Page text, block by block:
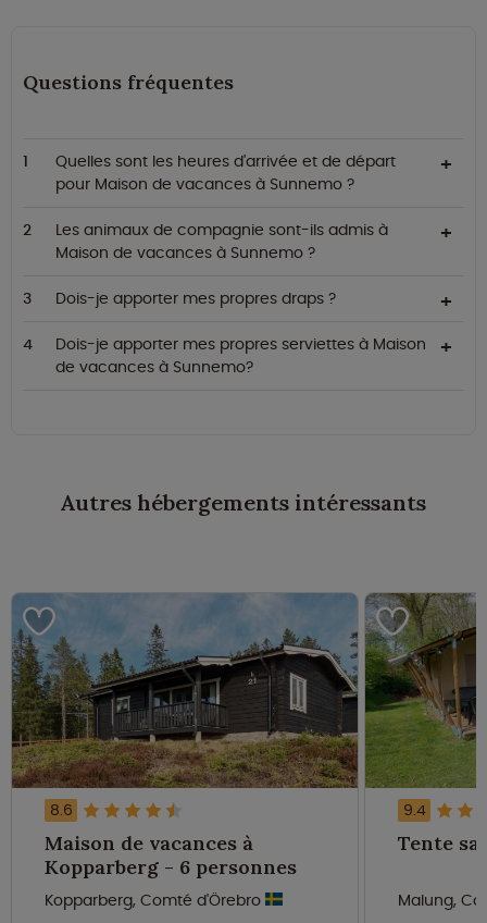
Questions fréquentes
Quelles sont les heures d'arrivée et de départ
pour Maison de vacances à Sunnemo ?
Les animaux de compagnie sont-ils admis à
Maison de vacances à Sunnemo ?
Dois-je apporter mes propres draps ?
Dois-je apporter mes propres serviettes à Maison
de vacances à Sunnemo?
Autres hébergements intéressants
8.6
Maison de vacances à
Kopparberg - 6 personnes
Kopparberg, Comté d'Örebro
9.4
Malung,